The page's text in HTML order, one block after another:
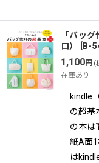
「バッ
ロ）
B-
1,100円 (
在庫あり
kindle
の超基
の本は
紙A面
は